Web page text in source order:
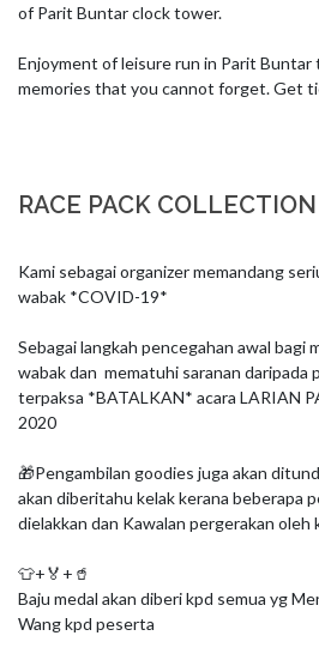
of Parit Buntar clock tower.
Enjoyment of leisure run in Parit Buntar
memories that you cannot forget. Get
RACE PACK COLLECTION
Kami sebagai organizer memandang
wabak *COVID-19*
Sebagai langkah pencegahan awal bagi
wabak dan  mematuhi saranan daripada
terpaksa *BATALKAN* acara LARIAN
2020
🎁Pengambilan goodies juga akan
akan diberitahu kelak kerana beberapa
dielakkan dan Kawalan pergerakan oleh
👕+🏅+🥤
Baju medal akan diberi kpd semua yg
Wang kpd peserta